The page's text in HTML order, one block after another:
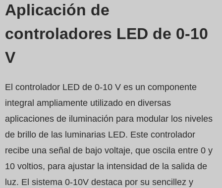
Aplicación de
controladores LED de 0-10
V
El controlador LED de 0-10 V es un componente
integral ampliamente utilizado en diversas
aplicaciones de iluminación para modular los niveles
de brillo de las luminarias LED. Este controlador
recibe una señal de bajo voltaje, que oscila entre 0 y
10 voltios, para ajustar la intensidad de la salida de
luz. El sistema 0-10V destaca por su sencillez y